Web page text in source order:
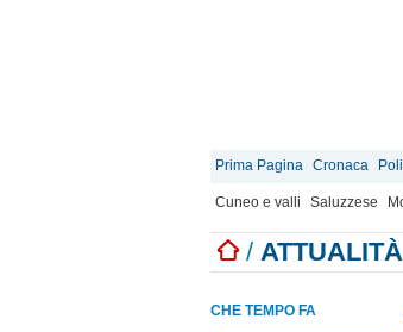
Prima Pagina Cronaca
Cuneo e valli Saluzzese
/ ATTUALITÀ
CHE TEMPO FA